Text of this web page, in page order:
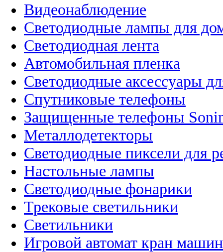
Видеонаблюдение
Светодиодные лампы для
Светодиодная лента
Автомобильная пленка
Светодиодные аксессуары
Спутниковые телефоны
Защищенные телефоны
Металлодетекторы
Светодиодные пиксели для
Настольные лампы
Светодиодные фонарики
Трековые светильники
Светильники
Игровой автомат кран